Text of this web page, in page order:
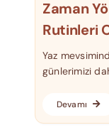
Zaman
Rutinleri
Yaz
günlerimizi
Devamı